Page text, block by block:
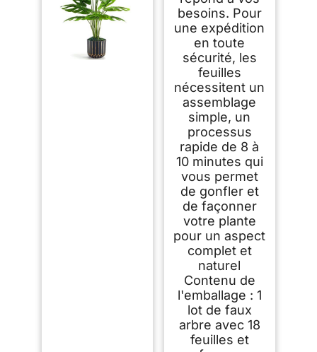
besoins. Pour
une expédition
en toute
sécurité, les
feuilles
nécessitent un
assemblage
simple, un
processus
rapide de 8 à
10 minutes qui
vous permet
de gonfler et
de façonner
votre plante
pour un aspect
complet et
naturel
Contenu de
l'emballage : 1
lot de faux
arbre avec 18
feuilles et